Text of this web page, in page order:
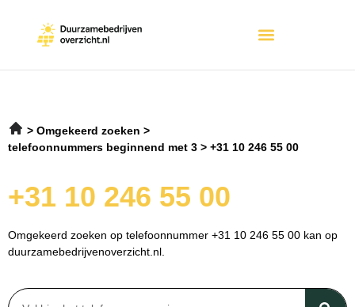
Omgekeerd zoeken
telefoonnummers beginnend met 3
+31 10 246 55 00
+31 10 246 55 00
Omgekeerd zoeken op telefoonnummer +31 10 246 55 00 kan op
duurzamebedrijvenoverzicht.nl.